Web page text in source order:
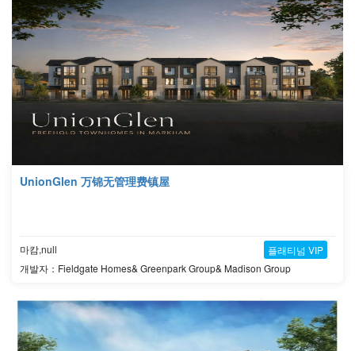
UnionGlen 万锦无管理费镇屋
마캄,null
개발자：Fieldgate Homes& Greenpark Group& Madison Group
플래티넘 VIP